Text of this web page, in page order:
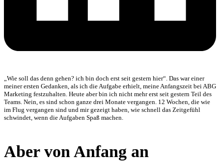
„Wie soll das denn gehen? ich bin doch erst seit gestern hier“. Das war einer
meiner ersten Gedanken, als ich die Aufgabe erhielt, meine Anfangszeit bei ABG
Marketing festzuhalten. Heute aber bin ich nicht mehr erst seit gestern Teil des
Teams. Nein, es sind schon ganze drei Monate vergangen. 12 Wochen, die wie
im Flug vergangen sind und mir gezeigt haben, wie schnell das Zeitgefühl
schwindet, wenn die Aufgaben Spaß machen.
Aber von Anfang an